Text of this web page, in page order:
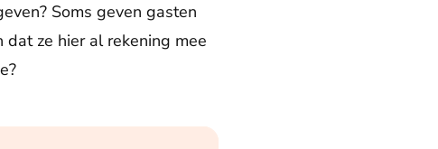
Soms geven gasten
ze hier al rekening mee